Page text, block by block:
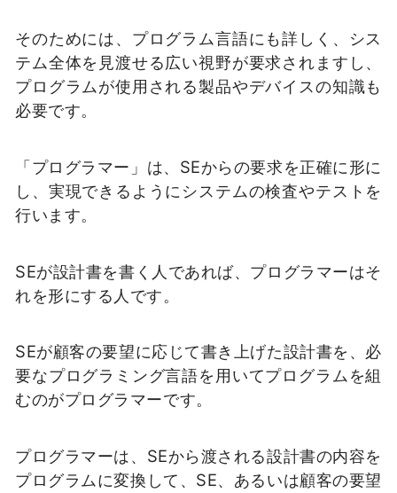
そのためには、プログラム言語にも詳しく、シス
テム全体を見渡せる広い視野が要求されますし、
プログラムが使用される製品やデバイスの知識も
必要です。
「プログラマー」は、SEからの要求を正確に形に
し、実現できるようにシステムの検査やテストを
行います。
SEが設計書を書く人であれば、プログラマーはそ
れを形にする人です。
SEが顧客の要望に応じて書き上げた設計書を、必
要なプログラミング言語を用いてプログラムを組
むのがプログラマーです。
プログラマーは、SEから渡される設計書の内容を
プログラムに変換して、SE、あるいは顧客の要望